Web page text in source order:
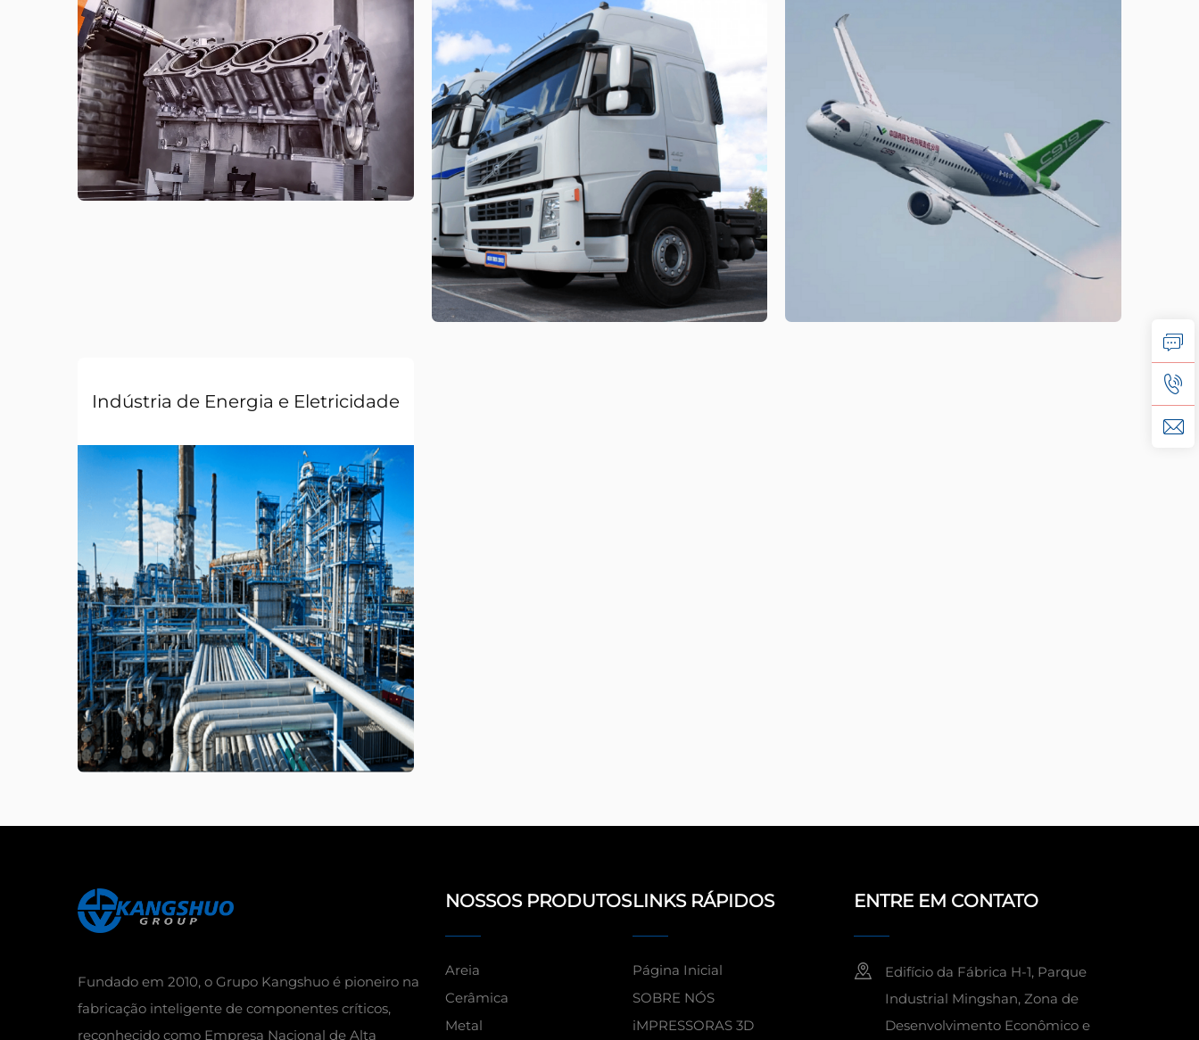
Indústria de Energia e Eletricidade
Fundado em 2010, o Grupo Kangshuo é pioneiro na
fabricação inteligente de componentes críticos,
reconhecido como Empresa Nacional de Alta
NOSSOS PRODUTOS
Areia
Cerâmica
Metal
LINKS RÁPIDOS
Página Inicial
SOBRE NÓS
iMPRESSORAS 3D
ENTRE EM CONTATO
Edifício da Fábrica H-1, Parque
Industrial Mingshan, Zona de
Desenvolvimento Econômico e